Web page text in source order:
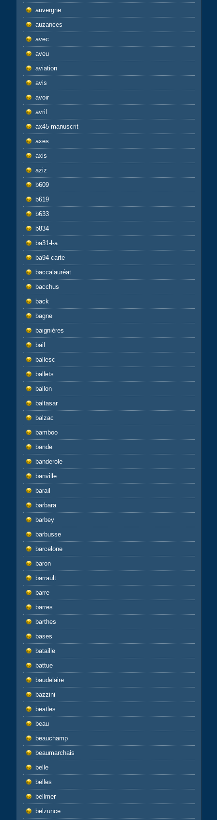
auvergne
auzances
avec
aveu
aviation
avis
avoir
avril
ax45-manuscrit
axes
axis
aziz
b609
b619
b633
b834
ba31-l-a
ba94-carte
baccalauréat
bacchus
back
bagne
baignières
bail
ballesc
ballets
ballon
baltasar
balzac
bamboo
bande
banderole
banville
barail
barbara
barbey
barbusse
barcelone
baron
barrault
barre
barres
barthes
bases
bataille
battue
baudelaire
bazzini
beatles
beau
beauchamp
beaumarchais
belle
belles
bellmer
belzunce